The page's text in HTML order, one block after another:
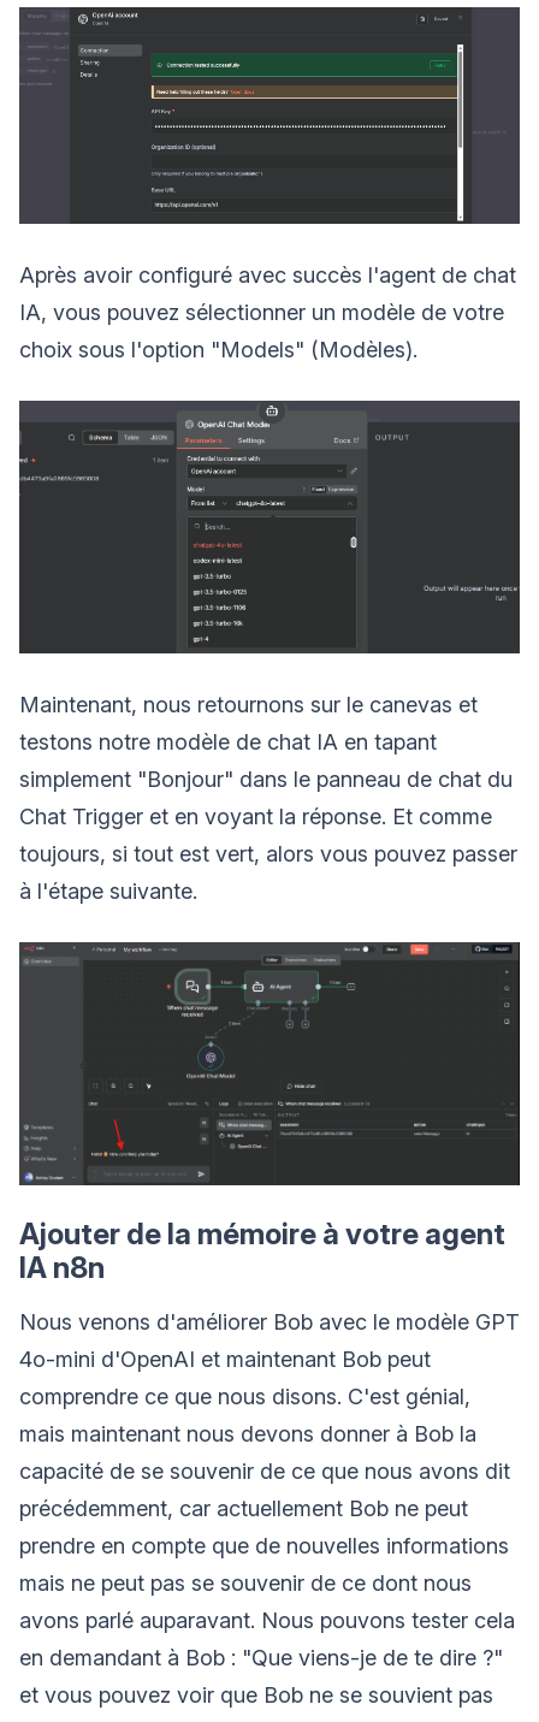
Après avoir configuré avec succès l'agent de chat
IA, vous pouvez sélectionner un modèle de votre
choix sous l'option "Models" (Modèles).
Maintenant, nous retournons sur le canevas et
testons notre modèle de chat IA en tapant
simplement "Bonjour" dans le panneau de chat du
Chat Trigger et en voyant la réponse. Et comme
toujours, si tout est vert, alors vous pouvez passer
à l'étape suivante.
Ajouter de la mémoire à votre agent
IA n8n
Nous venons d'améliorer Bob avec le modèle GPT
4o-mini d'OpenAI et maintenant Bob peut
comprendre ce que nous disons. C'est génial,
mais maintenant nous devons donner à Bob la
capacité de se souvenir de ce que nous avons dit
précédemment, car actuellement Bob ne peut
prendre en compte que de nouvelles informations
mais ne peut pas se souvenir de ce dont nous
avons parlé auparavant. Nous pouvons tester cela
en demandant à Bob : "Que viens-je de te dire ?"
et vous pouvez voir que Bob ne se souvient pas